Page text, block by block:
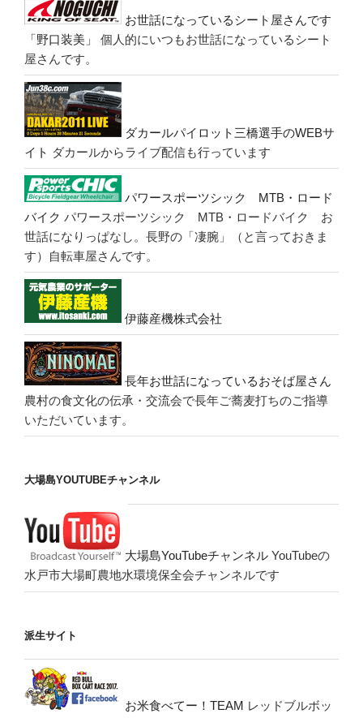
お世話になっているシート屋さんです
「野口装美」
個人的にいつもお世話になっているシート
屋さんです。
ダカールパイロット三橋選手のWEBサ
イト ダカールからライブ配信も行っています
パワースポーツシック MTB・ロード
バイク パワースポーツシック MTB・ロードバイク お
世話になりっぱなし。長野の「凄腕」（と言っておきま
す）自転車屋さんです。
伊藤産機株式会社
長年お世話になっているおそば屋さん
農村の食文化の伝承・交流会で長年ご蕎麦打ちのご指導
いただいています。
大場島YOUTUBEチャンネル
大場島YouTubeチャンネル YouTubeの
水戸市大場町農地水環境保全会チャンネルです
派生サイト
お米食べてー！TEAM レッドブルボッ